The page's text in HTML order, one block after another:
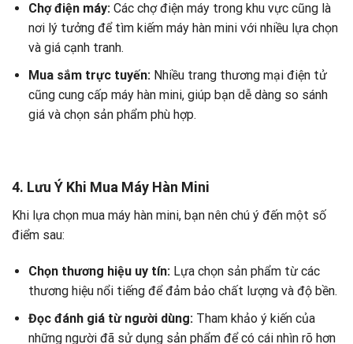
Chợ điện máy:Các chợ điện máy trong khu vực cũng là
nơi lý tưởng để tìm kiếm máy hàn mini với nhiều lựa chọn
và giá cạnh tranh.
Mua sắm trực tuyến:Nhiều trang thương mại điện tử
cũng cung cấp máy hàn mini, giúp bạn dễ dàng so sánh
giá và chọn sản phẩm phù hợp.
4. Lưu Ý Khi Mua Máy Hàn Mini
Khi lựa chọn mua máy hàn mini, bạn nên chú ý đến một số
điểm sau:
Chọn thương hiệu uy tín:Lựa chọn sản phẩm từ các
thương hiệu nổi tiếng để đảm bảo chất lượng và độ bền.
Đọc đánh giá từ người dùng:Tham khảo ý kiến của
những người đã sử dụng sản phẩm để có cái nhìn rõ hơn